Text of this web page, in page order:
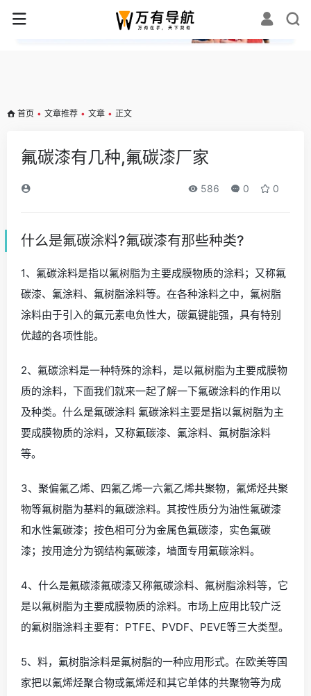
✕
首页 • 文章推荐 • 文章 • 正文
氟碳漆有几种,氟碳漆厂家
586 0 0
什么是氟碳涂料?氟碳漆有那些种类?
1、氟碳涂料是指以氟树脂为主要成膜物质的涂料；又称氟
碳漆、氟涂料、氟树脂涂料等。在各种涂料之中，氟树脂
涂料由于引入的氟元素电负性大，碳氟键能强，具有特别
优越的各项性能。
2、氟碳涂料是一种特殊的涂料，是以氟树脂为主要成膜物
质的涂料，下面我们就来一起了解一下氟碳涂料的作用以
及种类。什么是氟碳涂料 氟碳涂料主要是指以氟树脂为主
要成膜物质的涂料，又称氟碳漆、氟涂料、氟树脂涂料
等。
3、聚偏氟乙烯、四氟乙烯一六氟乙烯共聚物，氟烯烃共聚
物等氟树脂为基料的氟碳涂料。其按性质分为油性氟碳漆
和水性氟碳漆；按色相可分为金属色氟碳漆，实色氟碳
漆；按用途分为钢结构氟碳漆，墙面专用氟碳涂料。
4、什么是氟碳漆氟碳漆又称氟碳涂料、氟树脂涂料等，它
是以氟树脂为主要成膜物质的涂料。市场上应用比较广泛
的氟树脂涂料主要有：PTFE、PVDF、PEVE等三大类型。
5、料，氟树脂涂料是氟树脂的一种应用形式。在欧美等国
家把以氟烯烃聚合物或氟烯烃和其它单体的共聚物等为成